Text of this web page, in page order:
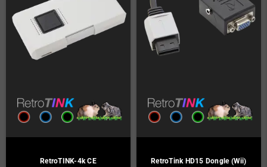
RetroTINK-4k CE RetroTink HD15 Dongle (Wii)